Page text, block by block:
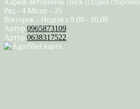
Харків авторинок Лоск (східна сторона)
Ряд - 4 Місце - 35
Вівторок - Неділя з 9.00 - 16.00
Артур 0965873109
Артур 0638317522